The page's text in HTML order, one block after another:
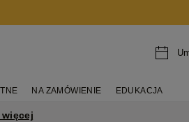
NA ZAMÓWIENIE EDUKACJA